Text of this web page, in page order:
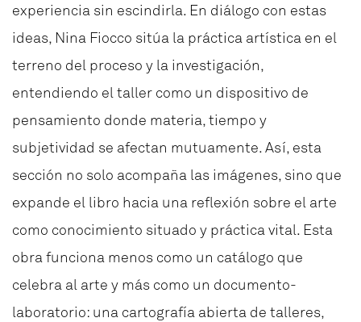
experiencia sin escindirla. En diálogo con estas
ideas, Nina Fiocco sitúa la práctica artística en el
terreno del proceso y la investigación,
entendiendo el taller como un dispositivo de
pensamiento donde materia, tiempo y
subjetividad se afectan mutuamente. Así, esta
sección no solo acompaña las imágenes, sino que
expande el libro hacia una reflexión sobre el arte
como conocimiento situado y práctica vital. Esta
obra funciona menos como un catálogo que
celebra al arte y más como un documento-
laboratorio: una cartografía abierta de talleres,